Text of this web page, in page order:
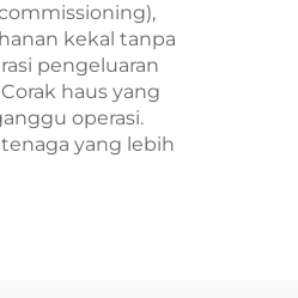
kekal tanpa
pengeluaran
haus yang
operasi.
yang lebih